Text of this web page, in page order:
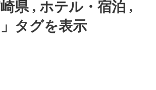
崎県 , ホテル・宿泊 ,
タグを表示